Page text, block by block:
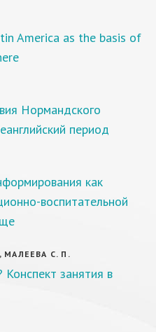
America as the basis of
Нормандского
период
как
воспитательной
МАЛЕЕВА С. П.
Конспект занятия в